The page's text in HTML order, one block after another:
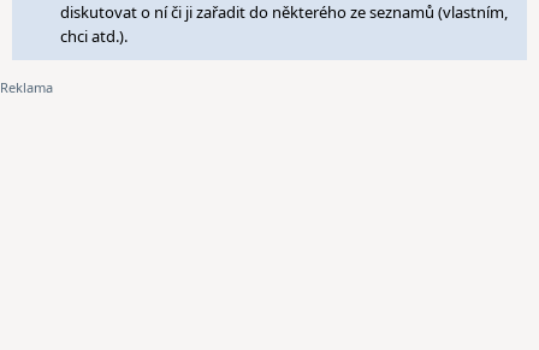
diskutovat o ní či ji zařadit do některého ze seznamů (vlastním,
chci atd.).